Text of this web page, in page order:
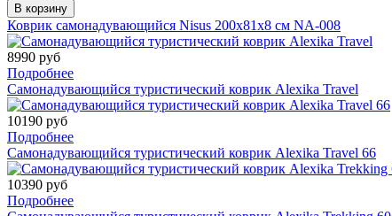
В корзину
Коврик самонадувающийся Nisus 200x81x8 см NA-008
8990 руб
Подробнее
Самонадувающийся туристический коврик Alexika Travel
10190 руб
Подробнее
Самонадувающийся туристический коврик Alexika Travel 66
10390 руб
Подробнее